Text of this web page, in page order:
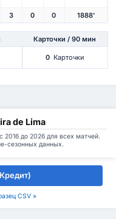
3 0 0 1888'
Карточки / 90 мин
0 Карточки
de Lima
2016 до 2026 для всех матчей.
сезонных данных.
CSV »